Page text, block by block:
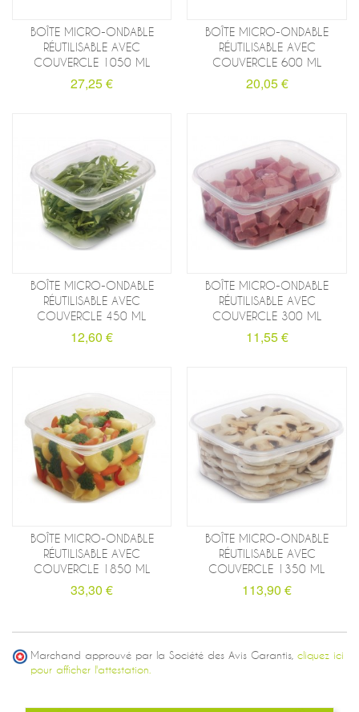
BOÎTE MICRO-ONDABLE
RÉUTILISABLE AVEC
COUVERCLE 1050 ML
27,25 €
BOÎTE MICRO-ONDABLE
RÉUTILISABLE AVEC
COUVERCLE 600 ML
20,05 €
BOÎTE MICRO-ONDABLE
RÉUTILISABLE AVEC
COUVERCLE 450 ML
12,60 €
BOÎTE MICRO-ONDABLE
RÉUTILISABLE AVEC
COUVERCLE 300 ML
11,55 €
BOÎTE MICRO-ONDABLE
RÉUTILISABLE AVEC
COUVERCLE 1850 ML
33,30 €
BOÎTE MICRO-ONDABLE
RÉUTILISABLE AVEC
COUVERCLE 1350 ML
113,90 €
Marchand approuvé par la Société des Avis Garantis, cliquez ici
pour afficher l'attestation.